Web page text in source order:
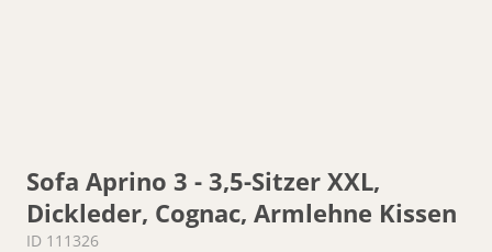
Sofa Aprino 3 - 3,5-Sitzer XXL,
Dickleder, Cognac, Armlehne Kissen
ID 111326